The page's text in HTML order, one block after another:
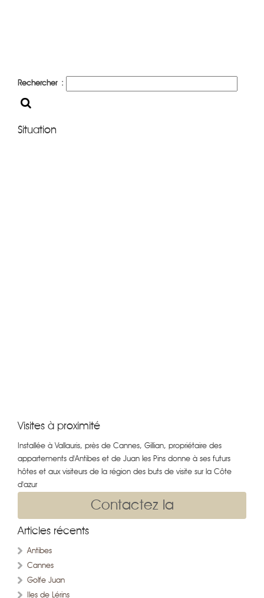
Rechercher :
Situation
Visites à proximité
Installée à Vallauris, près de Cannes, Gillian, propriétaire des
appartements d'Antibes et de Juan les Pins donne à ses futurs
hôtes et aux visiteurs de la région des buts de visite sur la Côte
d'azur
Contactez la
Articles récents
Antibes
Cannes
Golfe Juan
Iles de Lérins